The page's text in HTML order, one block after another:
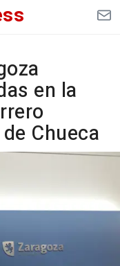
en la
Chueca